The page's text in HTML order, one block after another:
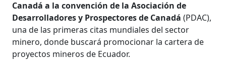
Canadá a la convención de la Asociación de
Desarrolladores y Prospectores de Canadá(PDAC),
una de las primeras citas mundiales del sector
minero, donde buscará promocionar la cartera de
proyectos mineros de Ecuador.